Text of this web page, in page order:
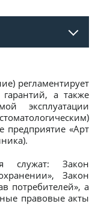
регламентирует
а также
эксплуатации
предприятие «Арт
служат: Закон
Закон
потребителей», а
правовые акты